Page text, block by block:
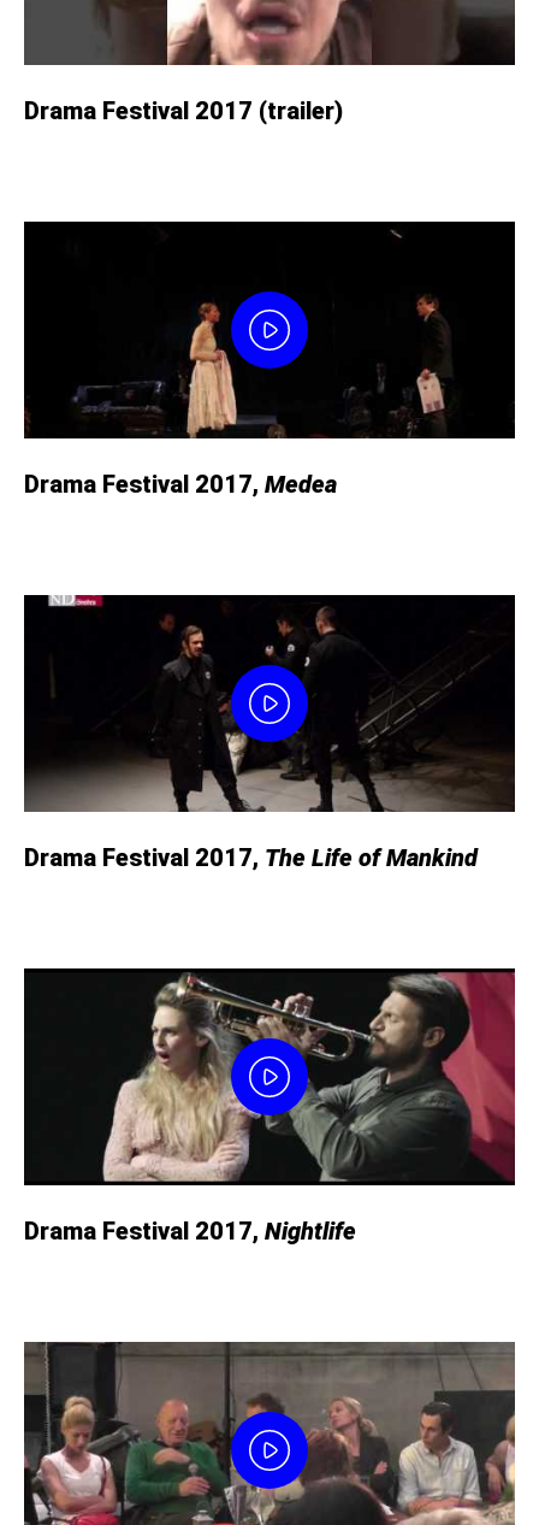
Drama Festival 2017 (trailer)
Drama Festival 2017, Medea
Drama Festival 2017, The Life of Mankind
Drama Festival 2017, Nightlife